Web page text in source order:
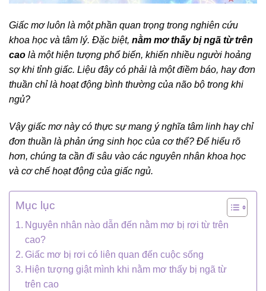
Giấc mơ luôn là một phần quan trọng trong nghiên cứu
khoa học và tâm lý. Đặc biệt, nằm mơ thấy bị ngã từ trên
cao là một hiện tượng phổ biến, khiến nhiều người hoảng
sợ khi tỉnh giấc. Liệu đây có phải là một điềm báo, hay đơn
thuần chỉ là hoạt động bình thường của não bộ trong khi
ngủ?
Vậy giấc mơ này có thực sự mang ý nghĩa tâm linh hay chỉ
đơn thuần là phản ứng sinh học của cơ thể? Để hiểu rõ
hơn, chúng ta cần đi sâu vào các nguyên nhân khoa học
và cơ chế hoạt động của giấc ngủ.
Mục lục
Nguyên nhân nào dẫn đến nằm mơ bị rơi từ trên
cao?
Giấc mơ bị rơi có liên quan đến cuộc sống
Hiện tượng giật mình khi nằm mơ thấy bị ngã từ
trên cao